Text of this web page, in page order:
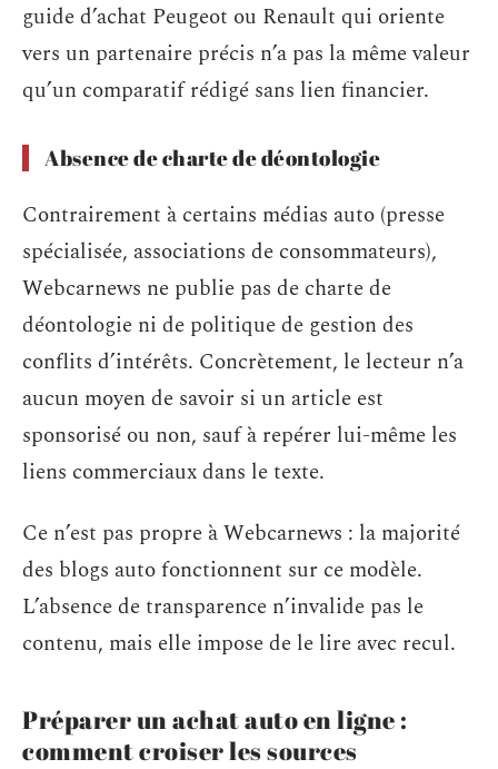
guide d’achat Peugeot ou Renault qui oriente
vers un partenaire précis n’a pas la même valeur
qu’un comparatif rédigé sans lien financier.
Absence de charte de déontologie
Contrairement à certains médias auto (presse
spécialisée, associations de consommateurs),
Webcarnews ne publie pas de charte de
déontologie ni de politique de gestion des
conflits d’intérêts. Concrètement, le lecteur n’a
aucun moyen de savoir si un article est
sponsorisé ou non, sauf à repérer lui-même les
liens commerciaux dans le texte.
Ce n’est pas propre à Webcarnews : la majorité
des blogs auto fonctionnent sur ce modèle.
L’absence de transparence n’invalide pas le
contenu, mais elle impose de le lire avec recul.
Préparer un achat auto en ligne :
comment croiser les sources